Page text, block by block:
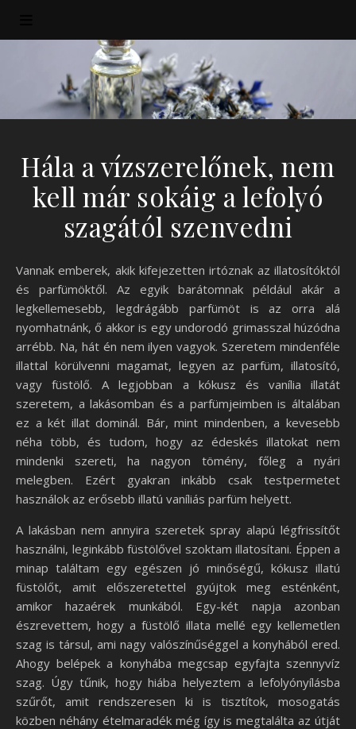
Hála a vízszerelőnek, nem
kell már sokáig a lefolyó
szagától szenvedni
Vannak emberek, akik kifejezetten irtóznak az illatosítóktól
és parfümöktől. Az egyik barátomnak például akár a
legkellemesebb, legdrágább parfümöt is az orra alá
nyomhatnánk, ő akkor is egy undorodó grimasszal húzódna
arrébb. Na, hát én nem ilyen vagyok. Szeretem mindenféle
illattal körülvenni magamat, legyen az parfüm, illatosító,
vagy füstölő. A legjobban a kókusz és vanília illatát
szeretem, a lakásomban és a parfümjeimben is általában
ez a két illat dominál. Bár, mint mindenben, a kevesebb
néha több, és tudom, hogy az édeskés illatokat nem
mindenki szereti, ha nagyon tömény, főleg a nyári
melegben. Ezért gyakran inkább csak testpermetet
használok az erősebb illatú vaníliás parfüm helyett.
A lakásban nem annyira szeretek spray alapú légfrissítőt
használni, leginkább füstölővel szoktam illatosítani. Éppen a
minap találtam egy egészen jó minőségű, kókusz illatú
füstölőt, amit előszeretettel gyújtok meg esténként,
amikor hazaérek munkából. Egy-két napja azonban
észrevettem, hogy a füstölő illata mellé egy kellemetlen
szag is társul, ami nagy valószínűséggel a konyhából ered.
Ahogy belépek a konyhába megcsap egyfajta szennyvíz
szag. Úgy tűnik, hogy hiába helyeztem a lefolyónyílásba
szűrőt, amit rendszeresen ki is tisztítok, mosogatás
közben néhány ételmaradék még így is megtalálta az útját